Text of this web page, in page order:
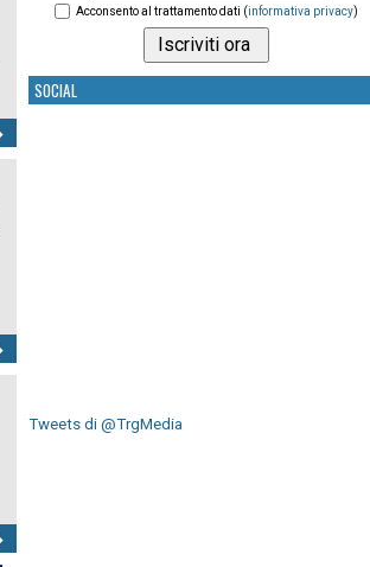
Acconsento al trattamento dati (informativa privacy)
SOCIAL
Tweets di @TrgMedia